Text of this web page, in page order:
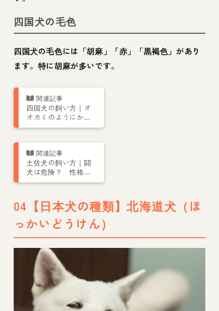
四国犬の毛色
四国犬の毛色には「胡麻」「赤」「黒褐色」があり
ます。特に胡麻が多いです。
四国犬の飼い方｜オ
オカミのようにかっ
こいい？ 天然記念
介
土佐犬の飼い方｜闘
犬は危険？ 性格や
歴史について
04【日本犬の種類】北海道犬（ほ
っかいどうけん）